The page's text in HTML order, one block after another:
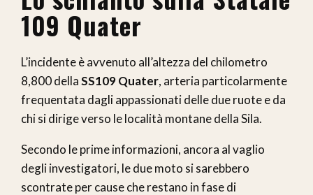
109 Quater
L’incidente è avvenuto all’altezza del chilometro
8,800 dellaSS109 Quater, arteria particolarmente
frequentata dagli appassionati delle due ruote e da
chi si dirige verso le località montane della Sila.
Secondo le prime informazioni, ancora al vaglio
degli investigatori, le due moto si sarebbero
scontrate per cause che restano in fase di